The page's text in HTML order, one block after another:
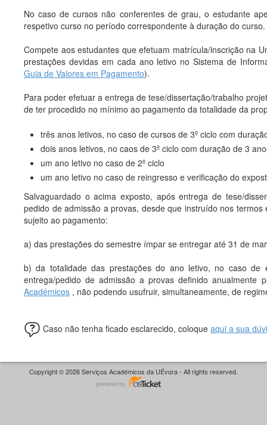
No caso de cursos não conferentes de grau, o estudante
respetivo curso no período correspondente à duração do curso.
Compete aos estudantes que efetuam matrícula/inscrição na
prestações devidas em cada ano letivo no Sistema de
Guia de Valores em Pagamento).
Para poder efetuar a entrega de tese/dissertação/trabalho
de ter procedido no mínimo ao pagamento da totalidade da
três anos letivos, no caso de cursos de 3º ciclo com
dois anos letivos, no caos de 3º ciclo com duração de 3
um ano letivo no caso de 2º ciclo
um ano letivo no caso de reingresso e verificação do
Salvaguardado o acima exposto, após entrega de tese/
pedido de admissão a provas, desde que instruído nos
sujeito ao pagamento:
a) das prestações do semestre ímpar se entregar até 31 de
b) da totalidade das prestações do ano letivo, no caso
entrega/pedido de admissão a provas definido
Académicos , não podendo usufruir, simultaneamente, de
Caso não tenha ficado esclarecido, coloque aqui a sua
Copyright © 2026 Serviços Académicos da UÉvora - All rights reserved.